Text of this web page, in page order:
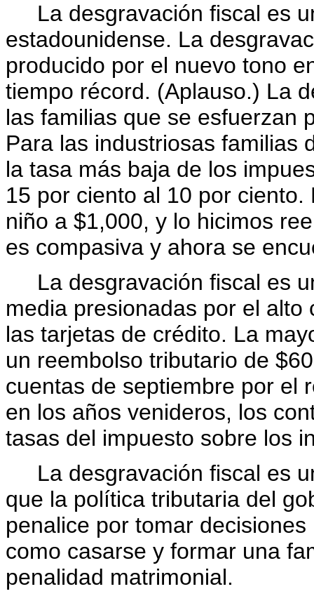
La desgravación fiscal es
estadounidense. La
producido por el nuevo tono
tiempo récord. (Aplauso.) La
las familias que se esfuerzan
Para las industriosas familias
la tasa más baja de los
15 por ciento al 10 por
niño a $1,000, y lo hicimos
es compasiva y ahora se
La desgravación fiscal es
media presionadas por el
las tarjetas de crédito. La
un reembolso tributario de
cuentas de septiembre por el
en los años venideros, los
tasas del impuesto sobre los
La desgravación fiscal es
que la política tributaria del
penalice por tomar
como casarse y formar una
penalidad matrimonial.